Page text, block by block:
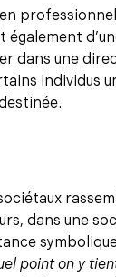
également
dans une
individus
dans une
point on y